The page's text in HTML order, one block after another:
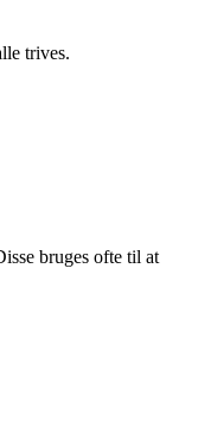
trives.
bruges ofte til at